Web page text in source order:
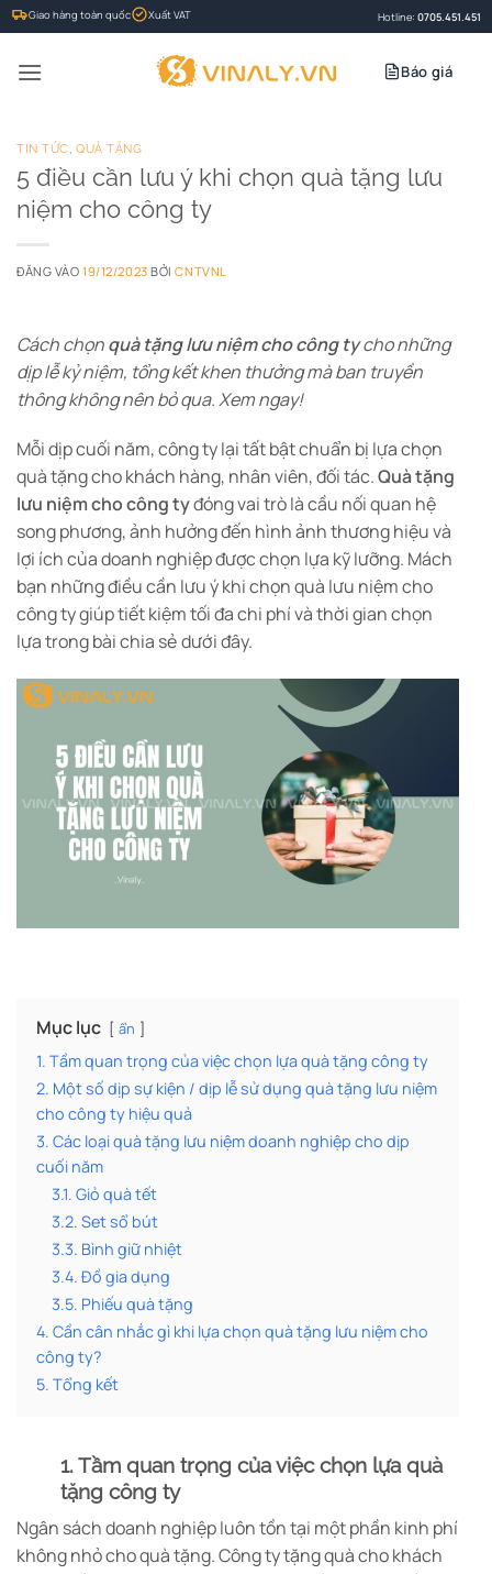
Bỏ
qua
nội
Giao hàng toàn quốc Xuất VAT Hotline: 0705.451.451
Báo giá
TIN TỨC ,QUÀ TẶNG
5 điều cần lưu ý khi chọn quà tặng lưu
niệm cho công ty
ĐĂNG VÀO19/12/2023 BỞICNTVNL
Cách chọnquà tặng lưu niệm cho công tycho những
dịp lễ kỷ niệm, tổng kết khen thưởng mà ban truyền
thông không nên bỏ qua. Xem ngay!
Mỗi dịp cuối năm, công ty lại tất bật chuẩn bị lựa chọn
quà tặng cho khách hàng, nhân viên, đối tác.Quà tặng
lưu niệm cho công tyđóng vai trò là cầu nối quan hệ
song phương, ảnh hưởng đến hình ảnh thương hiệu và
lợi ích của doanh nghiệp được chọn lựa kỹ lưỡng. Mách
bạn những điều cần lưu ý khi chọn quà lưu niệm cho
công ty giúp tiết kiệm tối đa chi phí và thời gian chọn
lựa trong bài chia sẻ dưới đây.
Mục lục ẩn
1. Tầm quan trọng của việc chọn lựa quà tặng công ty
2. Một số dịp sự kiện / dịp lễ sử dụng quà tặng lưu niệm
cho công ty hiệu quả
3. Các loại quà tặng lưu niệm doanh nghiệp cho dịp
cuối năm
3.1. Giỏ quà tết
3.2. Set sổ bút
3.3. Bình giữ nhiệt
3.4. Đồ gia dụng
3.5. Phiếu quà tặng
4. Cần cân nhắc gì khi lựa chọn quà tặng lưu niệm cho
công ty?
5. Tổng kết
1. Tầm quan trọng của việc chọn lựa quà
tặng công ty
Ngân sách doanh nghiệp luôn tồn tại một phần kinh phí
không nhỏ cho quà tặng. Công ty tặng quà cho khách